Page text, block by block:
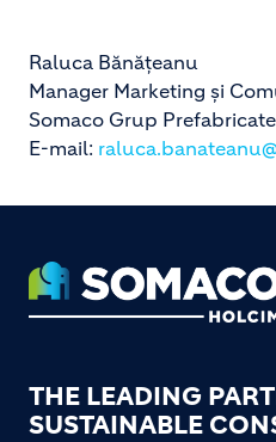
Raluca Bănăţeanu
Manager Marketing şi
Somaco Grup Prefabricate
E-mail:
Footer
THE LEADING
SUSTAINABLE